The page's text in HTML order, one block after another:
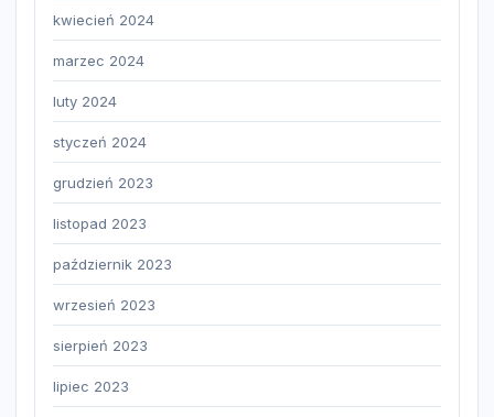
kwiecień 2024
marzec 2024
luty 2024
styczeń 2024
grudzień 2023
listopad 2023
październik 2023
wrzesień 2023
sierpień 2023
lipiec 2023